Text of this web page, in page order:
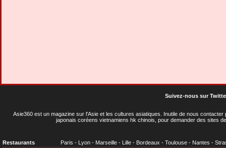
Suivez-nous sur
Asie360 est un magazine sur l'Asie et les cultures asiatiques . Inutile de nous
japonais coréens vietnamiens hk chinois, pour demander des sites
Restaurants Paris - Lyon - Marseille - Lille - Bordeaux - Toulouse - Nantes -